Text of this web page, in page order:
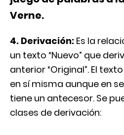
Verne.
4. Derivación: Es la
un texto “Nuevo” que
anterior “Original”. El
en sí misma aunque en
tiene un antecesor. Se
clases de derivación: